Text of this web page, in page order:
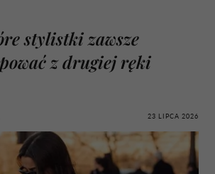
stylistki zawsze
z drugiej ręki
23 LIPCA 2026